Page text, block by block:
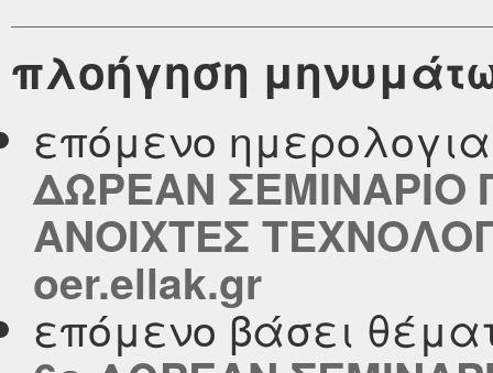
πλοήγηση
επόμενο
ΔΩΡΕΑΝ
ΑΝΟΙΧΤΕΣ
oer.ellak.gr
επόμενο βάσει